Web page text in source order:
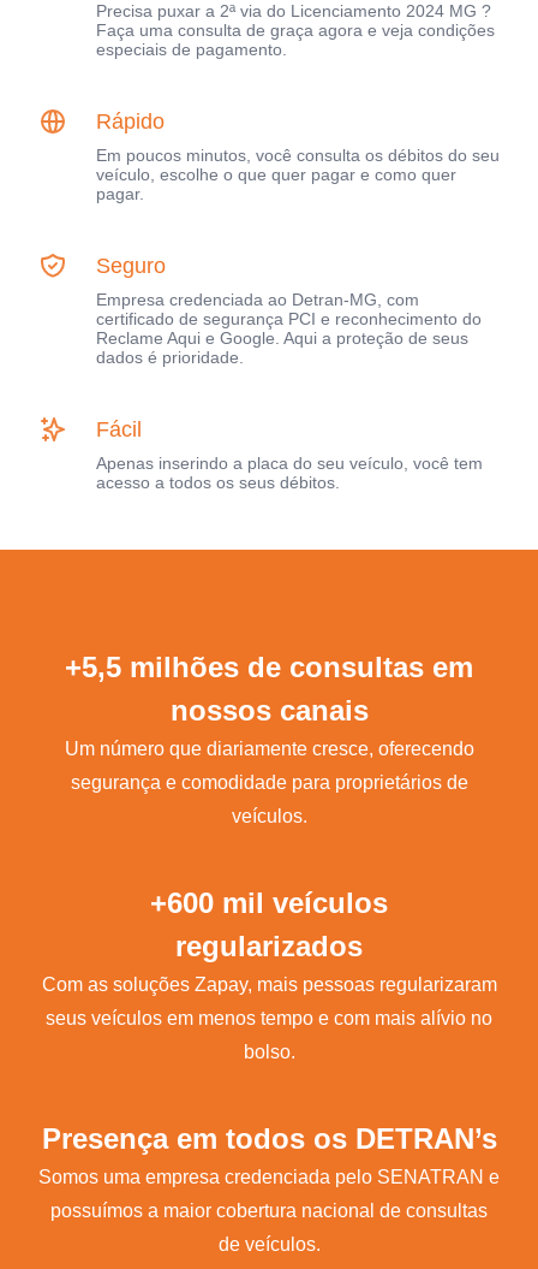
Precisa puxar a 2ª via do Licenciamento 2024 MG ?
Faça uma consulta de graça agora e veja condições
especiais de pagamento.
Rápido
Em poucos minutos, você consulta os débitos do seu
veículo, escolhe o que quer pagar e como quer
pagar.
Seguro
Empresa credenciada ao Detran-MG, com
certificado de segurança PCI e reconhecimento do
Reclame Aqui e Google. Aqui a proteção de seus
dados é prioridade.
Fácil
Apenas inserindo a placa do seu veículo, você tem
acesso a todos os seus débitos.
+5,5 milhões de consultas em
nossos canais
Um número que diariamente cresce, oferecendo
segurança e comodidade para proprietários de
veículos.
+600 mil veículos
regularizados
Com as soluções Zapay, mais pessoas regularizaram
seus veículos em menos tempo e com mais alívio no
bolso.
Presença em todos os DETRAN’s
Somos uma empresa credenciada pelo SENATRAN e
possuímos a maior cobertura nacional de consultas
de veículos.